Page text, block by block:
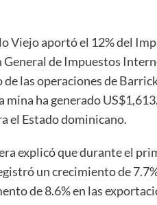
Viejo aportó el 12% del
de Impuestos
las operaciones de
mina ha generado
el Estado dominicano.
explicó que durante el
un crecimiento de
de 8.6% en las